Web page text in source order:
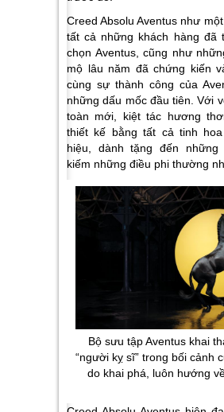
Creed Absolu Aventus như
tất cả những khách hàng đã
chọn Aventus, cũng như
mộ lâu năm đã chứng kiến
cùng sự thành công của
những dấu mốc đầu tiên. Với
toàn mới, kiệt tác hương
thiết kế bằng tất cả tinh
hiệu, dành tặng đến
kiếm những điều phi thường
Bộ sưu tập Aventus khai
“người kỵ sĩ” trong bối cảnh
do khai phá, luôn hướng